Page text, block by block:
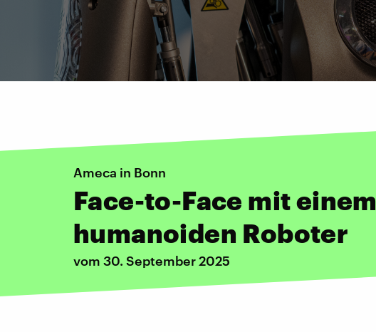
Ameca in Bonn
Face-to-Face mit einem
humanoiden Roboter
vom 30. September 2025